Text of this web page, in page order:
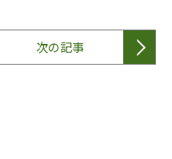
次の記事